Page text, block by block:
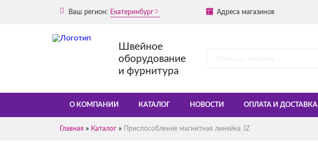
Ваш регион: Екатеринбург Адреса магазинов
Швейное
оборудование
и фурнитура
О КОМПАНИИ КАТАЛОГ НОВОСТИ ОПЛАТА И ДОСТАВКА
Главная » Каталог » Приспособление магнитная линейка JZ